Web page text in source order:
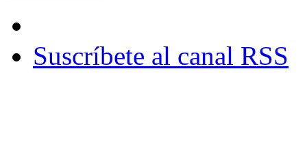
Suscríbete al canal RSS